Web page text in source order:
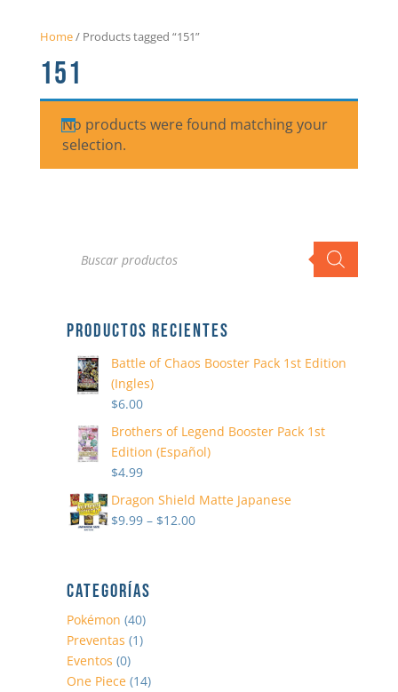
Home/ Products tagged “151”
151
No products were found matching your
selection.
productos
PRODUCTOS RECIENTES
Battle of Chaos Booster Pack 1st Edition
(Ingles)
$6.00
Brothers of Legend Booster Pack 1st
Edition (Español)
$4.99
Dragon Shield Matte Japanese
$9.99– $12.00
CATEGORÍAS
Pokémon (40)
Preventas (1)
Eventos (0)
One Piece (14)